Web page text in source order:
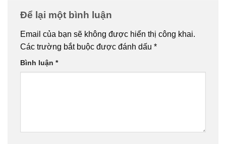
Để lại một bình luận
Email của bạn sẽ không được hiển thị công khai.
Các trường bắt buộc được đánh dấu *
Bình luận *